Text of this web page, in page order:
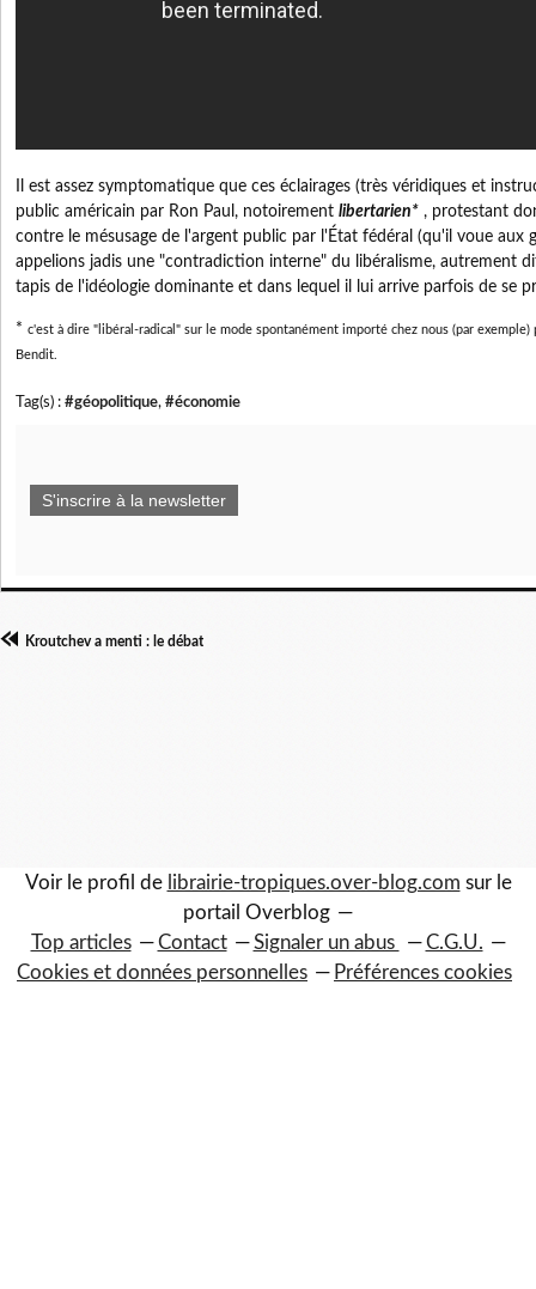
Il est assez symptomatique que ces éclairages (très véridiques et
public américain par Ron Paul, notoirement libertarien* , protestant
contre le mésusage de l'argent public par l'État fédéral (qu'il voue aux
appelions jadis une "contradiction interne" du libéralisme, autrement
tapis de l'idéologie dominante et dans lequel il lui arrive parfois de se
* c'est à dire "libéral-radical" sur le mode spontanément importé chez nous (par
Bendit.
Tag(s) : #géopolitique, #économie
S'inscrire à la newsletter
Kroutchev a menti : le débat
Voir le profil de librairie-tropiques.over-blog.com sur le
portail Overblog
Top articles
Contact Signaler un abus
C.G.U.
Cookies et données personnelles
Préférences cookies